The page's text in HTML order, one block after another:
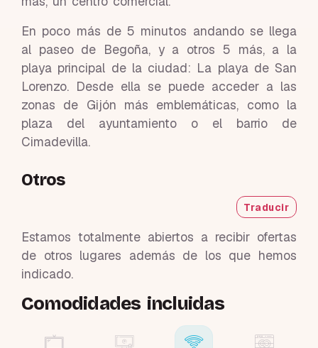
En poco más de 5 minutos andando se llega
al paseo de Begoña, y a otros 5 más, a la
playa principal de la ciudad: La playa de San
Lorenzo. Desde ella se puede acceder a las
zonas de Gijón más emblemáticas, como la
plaza del ayuntamiento o el barrio de
Cimadevilla.
Otros
Traducir
Estamos totalmente abiertos a recibir ofertas
de otros lugares además de los que hemos
indicado.
Comodidades incluidas